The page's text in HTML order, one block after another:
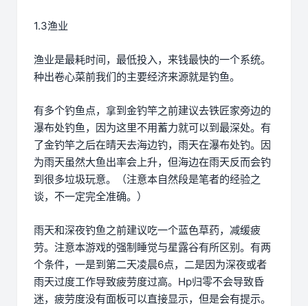
1.3渔业
渔业是最耗时间，最低投入，来钱最快的一个系统。
种出卷心菜前我们的主要经济来源就是钓鱼。
有多个钓鱼点，拿到金钓竿之前建议去铁匠家旁边的
瀑布处钓鱼，因为这里不用蓄力就可以到最深处。有
了金钓竿之后在晴天去海边钓，雨天在瀑布处钓。因
为雨天虽然大鱼出率会上升，但海边在雨天反而会钓
到很多垃圾玩意。（注意本自然段是笔者的经验之
谈，不一定完全准确。）
雨天和深夜钓鱼之前建议吃一个蓝色草药，减缓疲
劳。注意本游戏的强制睡觉与星露谷有所区别。有两
个条件，一是到第二天凌晨6点，二是因为深夜或者
雨天过度工作导致疲劳度过高。Hp归零不会导致昏
迷，疲劳度没有面板可以直接显示，但是会有提示。